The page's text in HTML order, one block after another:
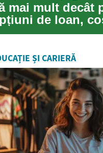
mai mult decât
de loan,
ȘI CARIERĂ